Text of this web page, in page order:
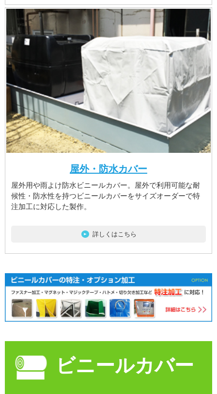
屋外・防水カバー
屋外用や雨よけ防水ビニールカバー。屋外で利用可能な耐
候性・防水性を持つビニールカバーをサイズオーダーで特
注加工に対応した製作。
詳しくはこちら
ビニールカバー